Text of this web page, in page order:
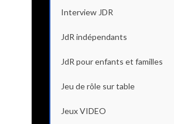
Interview JDR
JdR indépendants
JdR pour enfants et familles
Jeu de rôle sur table
Jeux VIDEO